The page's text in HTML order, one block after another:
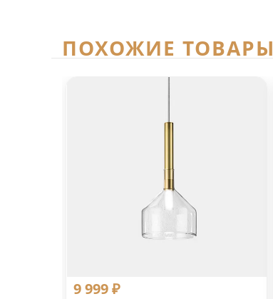
ПОХОЖИЕ ТОВАРЫ
9 999 ₽